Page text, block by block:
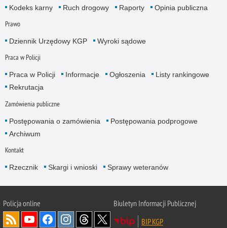
Kodeks karny
Ruch drogowy Raporty Opinia publiczna
Prawo
Dziennik Urzędowy KGP Wyroki sądowe
Praca w Policji
Praca w Policji Informacje Ogłoszenia
Listy rankingowe
Rekrutacja
Zamówienia publiczne
Postępowania o zamówienia
Postępowania podprogowe
Archiwum
Kontakt
Rzecznik Skargi i wnioski Sprawy weteranów
Policjaonline
Biuletyn Informacji Publicznej
BIP KGP